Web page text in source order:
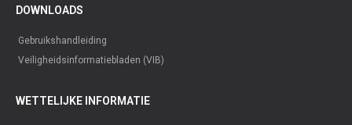
DOWNLOADS
Gebruikshandleiding
Veiligheidsinformatiebladen (VIB)
WETTELIJKE INFORMATIE